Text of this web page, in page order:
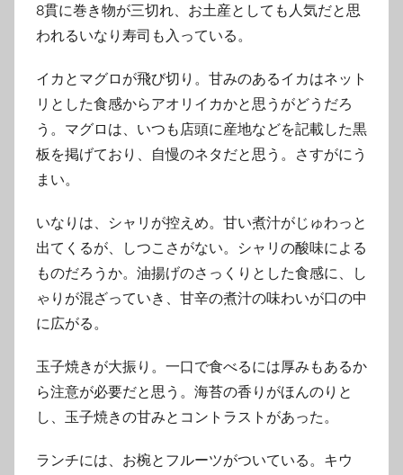
8貫に巻き物が三切れ、お土産としても人気だと思
われるいなり寿司も入っている。
イカとマグロが飛び切り。甘みのあるイカはネット
リとした食感からアオリイカかと思うがどうだろ
う。マグロは、いつも店頭に産地などを記載した黒
板を掲げており、自慢のネタだと思う。さすがにう
まい。
いなりは、シャリが控えめ。甘い煮汁がじゅわっと
出てくるが、しつこさがない。シャリの酸味による
ものだろうか。油揚げのさっくりとした食感に、し
ゃりが混ざっていき、甘辛の煮汁の味わいが口の中
に広がる。
玉子焼きが大振り。一口で食べるには厚みもあるか
ら注意が必要だと思う。海苔の香りがほんのりと
し、玉子焼きの甘みとコントラストがあった。
ランチには、お椀とフルーツがついている。キウ